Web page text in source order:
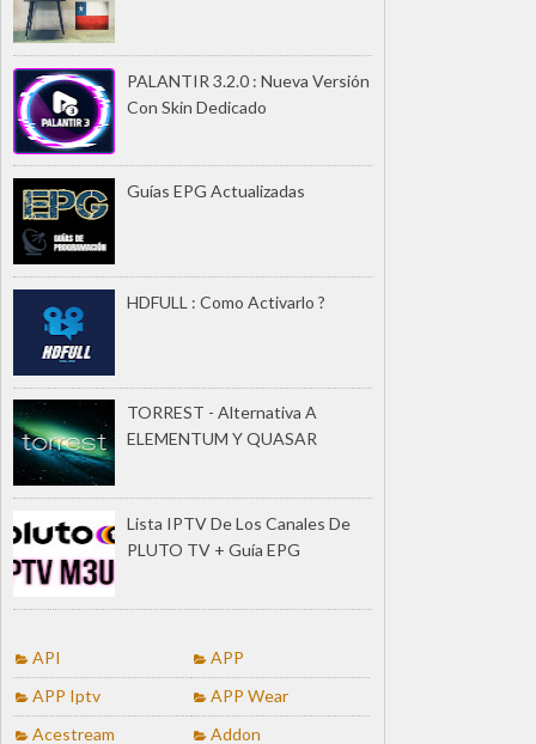
PALANTIR 3.2.0 : Nueva Versión
Con Skin Dedicado
Guías EPG Actualizadas
HDFULL : Como Activarlo ?
TORREST - Alternativa A
ELEMENTUM Y QUASAR
Lista IPTV De Los Canales De
PLUTO TV + Guía EPG
API
APP
APP Iptv
APP Wear
Acestream
Addon